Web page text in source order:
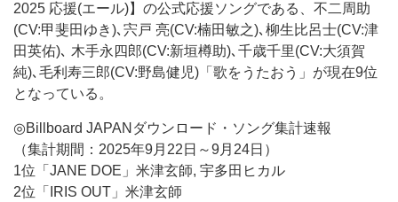
2025 応援(エール)】の公式応援ソングである、不二周助
(CV:甲斐田ゆき)､宍戸 亮(CV:楠田敏之)､柳生比呂士(CV:津
田英佑)､ 木手永四郎(CV:新垣樽助)､千歳千里(CV:大須賀
純)､毛利寿三郎(CV:野島健児)「歌をうたおう」が現在9位
となっている。
◎Billboard JAPANダウンロード・ソング集計速報
（集計期間：2025年9月22日～9月24日）
1位「JANE DOE」米津玄師, 宇多田ヒカル
2位「IRIS OUT」米津玄師